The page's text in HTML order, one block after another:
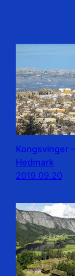
Kongsvinger
Hedmark
2019.09.20